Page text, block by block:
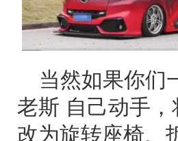
当然如果你们
老斯 自己动手
改为旋转座椅、